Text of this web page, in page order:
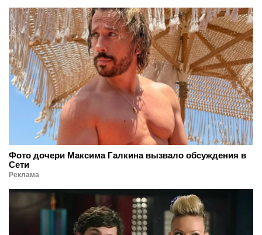
Фото дочери Максима Галкина вызвало обсуждения в
Сети
Реклама